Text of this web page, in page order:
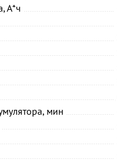
А*ч
мин